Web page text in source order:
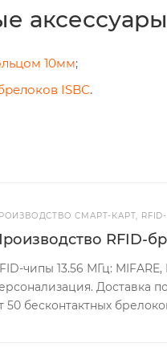
10мм;
ISBC.
СМАРТ-КАРТ,
RFID-
чипы 13.56 МГц: MIFARE,
Доставка
50 бесконтактных